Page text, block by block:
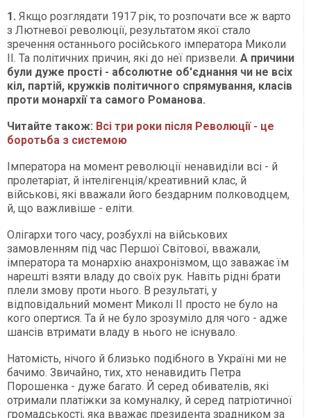
1. Якщо розглядати 1917 рік, то розпочати все ж варто
з Лютневої революції, результатом якої стало
зречення останнього російського імператора Миколи
ІІ. Та політичних причин, які до неї призвели. А причини
були дуже прості - абсолютне об'єднання чи не всіх
кіл, партій, кружків політичного спрямування, класів
проти монархії та самого Романова.
Читайте також: Всі три роки після Революції - це
боротьба з системою
Імператора на момент революції ненавиділи всі - й
пролетаріат, й інтелігенція/креативний клас, й
військові, які вважали його бездарним полководцем,
й, що важливіше - еліти.
Олігархи того часу, розбухлі на військових
замовленням під час Першої Світової, вважали,
імператора та монархію анахронізмом, що заважає їм
нарешті взяти владу до своїх рук. Навіть рідні брати
плели змову проти нього. В результаті, у
відповідальний момент Миколі ІІ просто не було на
кого опертися. Та й не було зрозуміло для чого - адже
шансів втримати владу в нього не існувало.
Натомість, нічого й близько подібного в Україні ми не
бачимо. Звичайно, тих, хто ненавидить Петра
Порошенка - дуже багато. Й серед обивателів, які
отримали платіжки за комуналку, й серед патріотичної
громадськості, яка вважає президента зрадником за